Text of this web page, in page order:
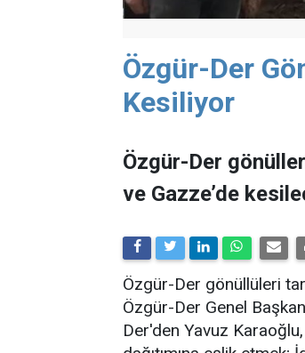
Özgür-Der
Kesiliyor
​​​​​​​Özgür-Der
ve Gazze’de
Özgür-Der gönüllüleri
Özgür-Der Genel
Der'den Yavuz